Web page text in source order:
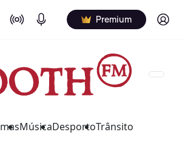
On Air Podcasts Premium Log in
MúsicaDesportoTrânsito